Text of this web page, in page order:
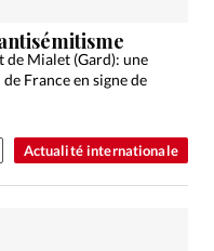
Actualité internationale
de Mialet (Gard): une
France en signe de